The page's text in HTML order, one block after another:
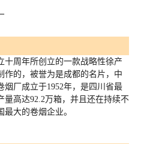
十周年所创立的一款战略性徐产
作的，被誉为是成都的名片，中
烟厂成立于1952年，是四川省最
量高达92.2万箱，并且还在持续不
大的卷烟企业。